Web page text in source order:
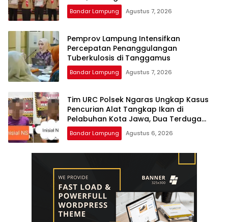
Generasi Muda
Bandar Lampung Agustus 7, 2026
Pemprov Lampung Intensifkan
Percepatan Penanggulangan
Tuberkulosis di Tanggamus
Bandar Lampung Agustus 7, 2026
Tim URC Polsek Ngaras Ungkap Kasus
Pencurian Alat Tangkap Ikan di
Pelabuhan Kota Jawa, Dua Terduga
Pelaku Diamankan.
Bandar Lampung Agustus 6, 2026